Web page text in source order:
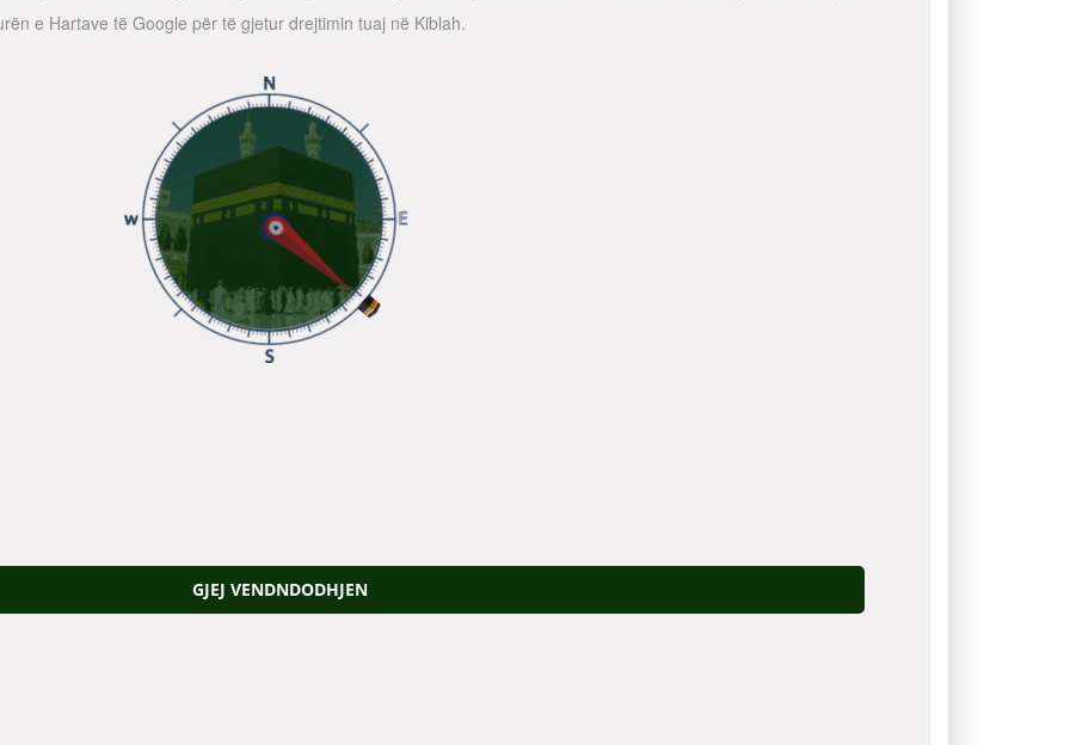
e Hartave të Google për të gjetur drejtimin tuaj në Kiblah.
GJEJ VENDNDODHJEN